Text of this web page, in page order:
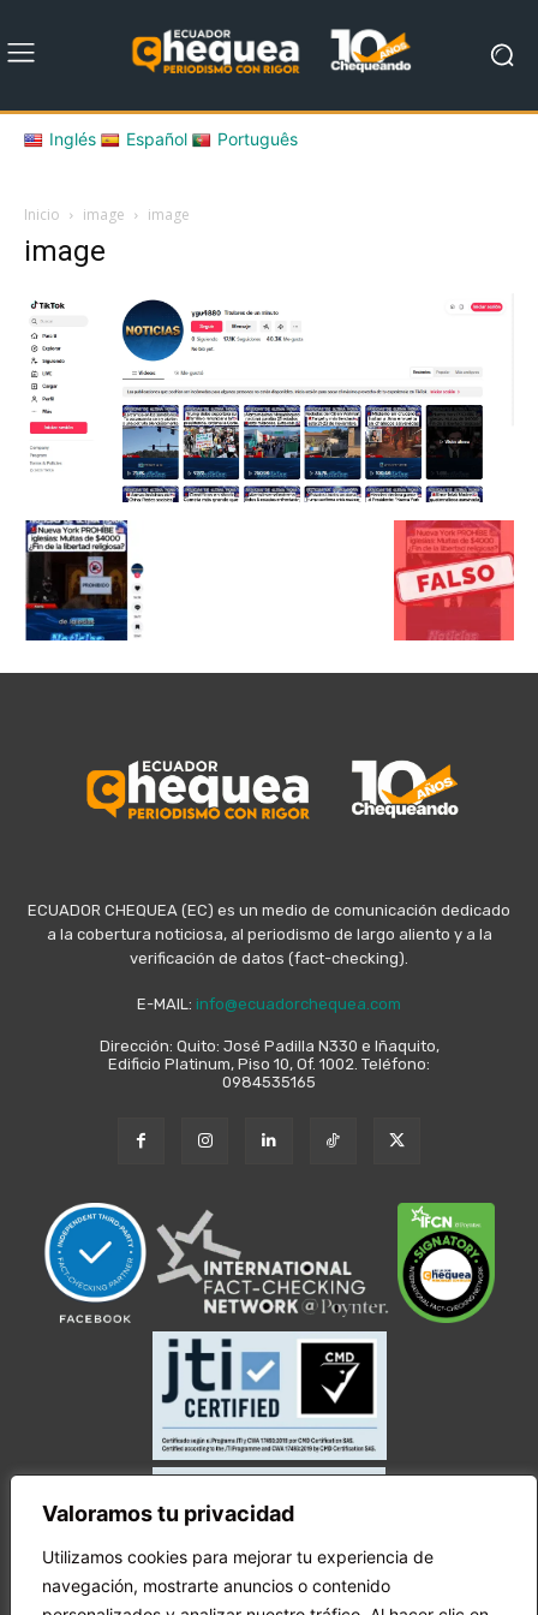
Valoramos tu privacidad
Utilizamos cookies para mejorar tu experiencia de
navegación, mostrarte anuncios o contenido
Inglés Español Português
Inicio image image
image
ECUADOR CHEQUEA (EC) es un medio de comunicación dedicado
a la cobertura noticiosa, al periodismo de largo aliento y a la
verificación de datos (fact-checking).
E-MAIL: info@ecuadorchequea.com
Dirección: Quito: José Padilla N330 e Iñaquito,
Edificio Platinum, Piso 10, Of. 1002. Teléfono:
0984535165